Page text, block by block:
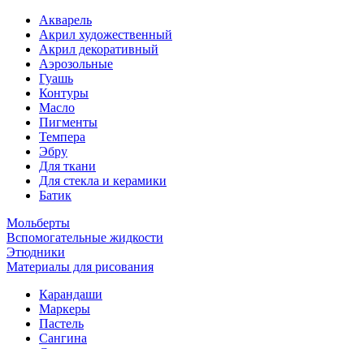
Акварель
Акрил художественный
Акрил декоративный
Аэрозольные
Гуашь
Контуры
Масло
Пигменты
Темпера
Эбру
Для ткани
Для стекла и керамики
Батик
Мольберты
Вспомогательные жидкости
Этюдники
Материалы для рисования
Карандаши
Маркеры
Пастель
Сангина